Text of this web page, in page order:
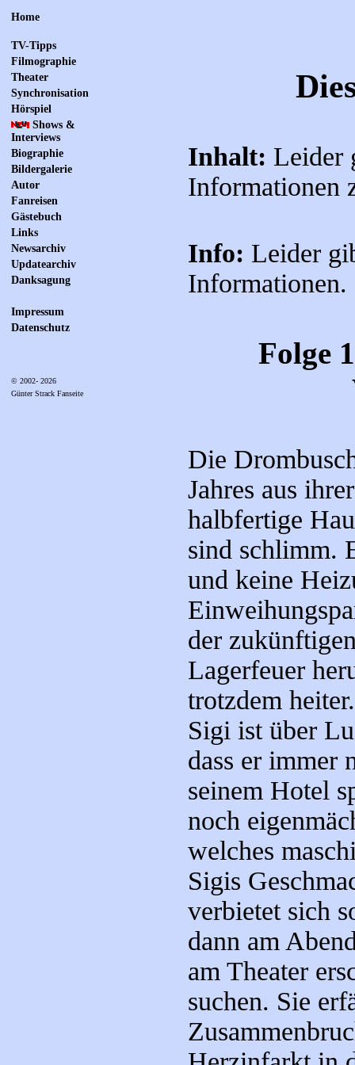
Home
TV-Tipps
Filmographie
Theater
Synchronisation
Hörspiel
Shows &
Interviews
Biographie
Bildergalerie
Autor
Fanreisen
Gästebuch
Links
Newsarchiv
Updatearchiv
Danksagung
Impressum
Datenschutz
© 2002- 2026
Günter Strack Fanseite
Inhalt: Leider
Informationen
Info: Leider
Informationen.
Folge
Die
Jahres aus
halbfertige
sind schlimm.
und keine
der
Lagerfeuer
trotzdem heiter.
Sigi ist über
dass er immer
seinem Hotel
noch
welches
Sigis
verbietet sich
dann am
am Theater
suchen. Sie